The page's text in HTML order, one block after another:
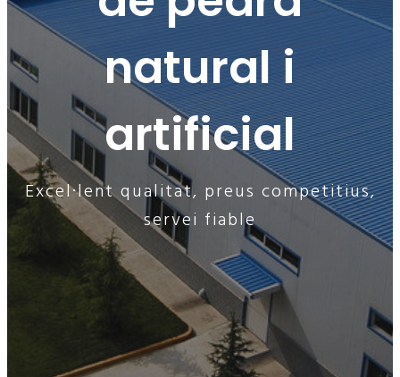
natural i
artificial
Excel·lent qualitat, preus competitius,
servei fiable